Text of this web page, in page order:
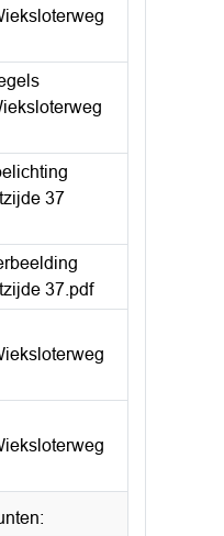
37
37.pdf